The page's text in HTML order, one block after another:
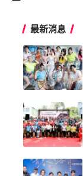
最新消息